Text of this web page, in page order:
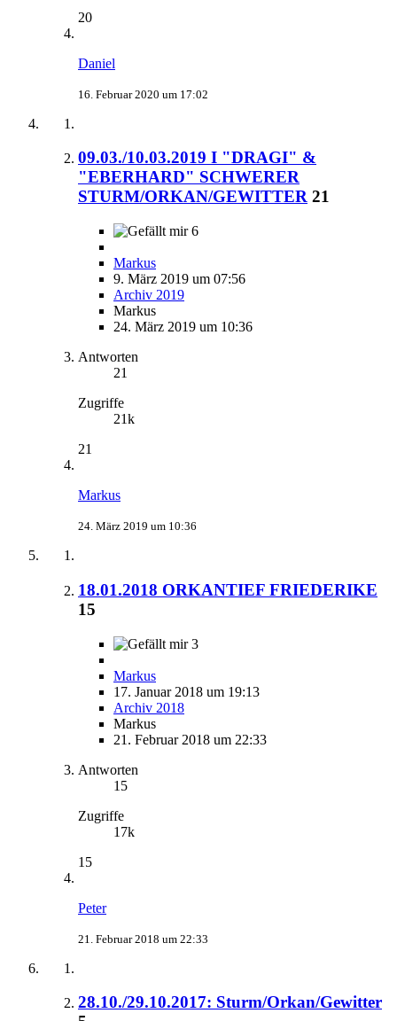
20
Daniel
16. Februar 2020 um 17:02
09.03./10.03.2019 I "DRAGI" &
"EBERHARD" SCHWERER
STURM/ORKAN/GEWITTER 21
6
Markus
9. März 2019 um 07:56
Archiv 2019
Markus
24. März 2019 um 10:36
Antworten
21
Zugriffe
21k
21
Markus
24. März 2019 um 10:36
18.01.2018 ORKANTIEF FRIEDERIKE
15
3
Markus
17. Januar 2018 um 19:13
Archiv 2018
Markus
21. Februar 2018 um 22:33
Antworten
15
Zugriffe
17k
15
Peter
21. Februar 2018 um 22:33
28.10./29.10.2017: Sturm/Orkan/Gewitter